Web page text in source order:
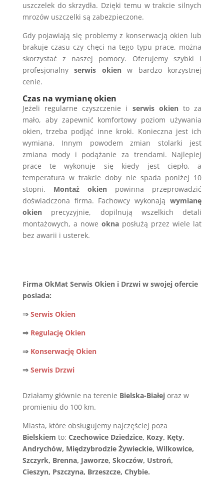
uszczelek do skrzydła. Dzięki temu w trakcie silnych
mrozów uszczelki są zabezpieczone.
Gdy pojawiają się problemy z konserwacją okien lub
brakuje czasu czy chęci na tego typu prace, można
skorzystać z naszej pomocy. Oferujemy szybki i
profesjonalnyserwis okienw bardzo korzystnej
cenie.
Czas na wymianę okien
Jeżeli regularne czyszczenie i serwis okien to za
mało, aby zapewnić komfortowy poziom używania
okien, trzeba podjąć inne kroki. Konieczna jest ich
wymiana. Innym powodem zmian stolarki jest
zmiana mody i podążanie za trendami. Najlepiej
prace te wykonuje się kiedy jest ciepło, a
temperatura w trakcie doby nie spada poniżej 10
stopni.
Montaż okien powinna przeprowadzić
doświadczona firma. Fachowcy wykonają wymianę
okien
precyzyjnie, dopilnują wszelkich detali
montażowych, a nowe okna posłużą przez wiele lat
bez awarii i usterek.
Firma OkMat Serwis Okien i Drzwi w swojej ofercie
posiada:
⇒ Serwis Okien
⇒Regulację Okien
⇒ Konserwację Okien
⇒Serwis Drzwi
Działamy głównie na terenie Bielska-Białejoraz w
promieniu do 100 km.
Miasta, które obsługujemy najczęściej poza
Bielskiem to: Czechowice Dziedzice, Kozy, Kęty,
Andrychów, Międzybrodzie Żywieckie, Wilkowice,
Szczyrk, Brenna, Jaworze, Skoczów, Ustroń,
Cieszyn, Pszczyna, Brzeszcze, Chybie.